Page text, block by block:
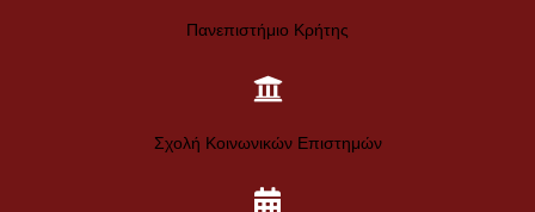
Πανεπιστήμιο Κρήτης
Σχολή Κοινωνικών Επιστημών